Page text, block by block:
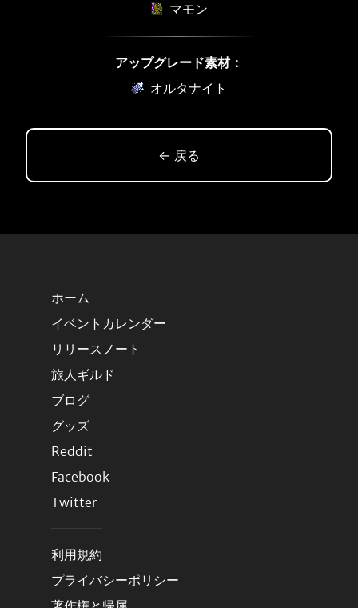
マモン
アップグレード素材：
オルタナイト
← 戻る
ホーム
イベントカレンダー
リリースノート
旅人ギルド
ブログ
グッズ
Reddit
Facebook
Twitter
利用規約
プライバシーポリシー